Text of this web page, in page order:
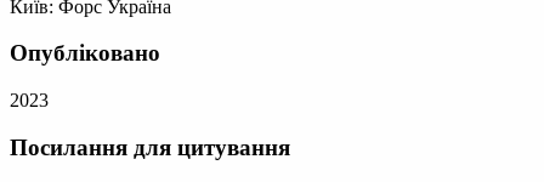
Київ: Форс Україна
Опубліковано
2023
Посилання для цитування